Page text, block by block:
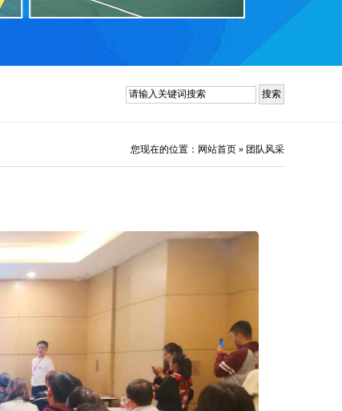
您现在的位置： 网站首页 » 团队风采